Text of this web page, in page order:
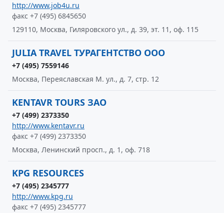
http://www.job4u.ru
факс +7 (495) 6845650
129110, Москва, Гиляровского ул., д. 39, эт. 11, оф. 115
JULIA TRAVEL ТУРАГЕНТСТВО ООО
+7 (495) 7559146
Москва, Переяславская М. ул., д. 7, стр. 12
KENTAVR TOURS ЗАО
+7 (499) 2373350
http://www.kentavr.ru
факс +7 (499) 2373350
Москва, Ленинский просп., д. 1, оф. 718
KPG RESOURCES
+7 (495) 2345777
http://www.kpg.ru
факс +7 (495) 2345777